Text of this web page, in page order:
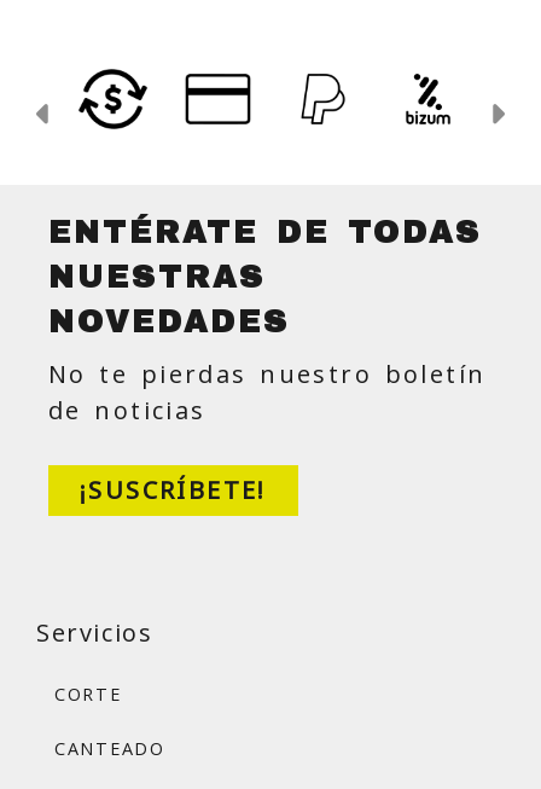
Anterior
ENTÉRATE DE TODAS
NUESTRAS
NOVEDADES
No te pierdas nuestro boletín
de noticias
¡SUSCRÍBETE!
Servicios
CORTE
CANTEADO